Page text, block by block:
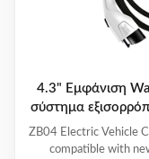
4.3" Εμφάνιση
σύστημα
ZB04 Electric Vehicle
compatible with